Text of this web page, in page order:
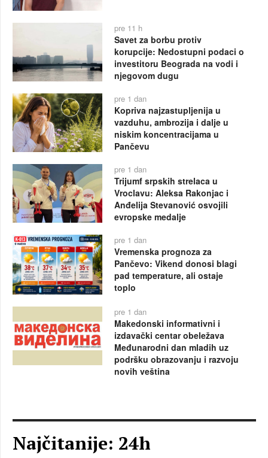
pre 11 h
Savet za borbu protiv
korupcije: Nedostupni podaci o
investitoru Beograda na vodi i
njegovom dugu
pre 1 dan
Kopriva najzastupljenija u
vazduhu, ambrozija i dalje u
niskim koncentracijama u
Pančevu
pre 1 dan
Trijumf srpskih strelaca u
Vroclavu: Aleksa Rakonjac i
Anđelija Stevanović osvojili
evropske medalje
pre 1 dan
Vremenska prognoza za
Pančevo: Vikend donosi blagi
pad temperature, ali ostaje
toplo
pre 1 dan
Makedonski informativni i
izdavački centar obeležava
Međunarodni dan mladih uz
podršku obrazovanju i razvoju
novih veština
Najčitanije: 24h